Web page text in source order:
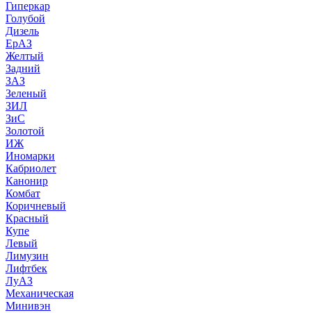
Гиперкар
Голубой
Дизель
ЕрАЗ
Желтый
Задний
ЗАЗ
Зеленый
ЗИЛ
ЗиС
Золотой
ИЖ
Иномарки
Кабриолет
Канонир
Комбат
Коричневый
Красный
Купе
Левый
Лимузин
Лифтбек
ЛуАЗ
Механическая
Минивэн